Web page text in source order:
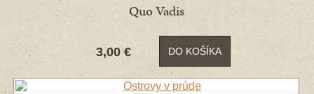
Quo Vadis
3,00 € DO KOŠÍKA